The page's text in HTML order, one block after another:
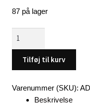
87 på lager
skæl
ark.
-
Tilføj til kurv
Varenummer (SKU):
Beskrivelse